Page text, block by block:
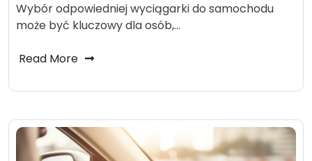
Wybór odpowiedniej wyciągarki do samochodu
może być kluczowy dla osób,…
Read More